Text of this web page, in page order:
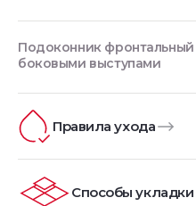
Подоконник фронтальный
боковыми выступами
Правила ухода
Способы укладки